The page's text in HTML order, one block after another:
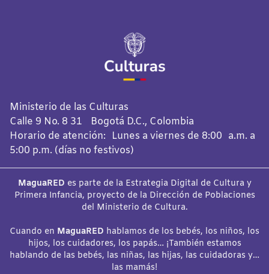
Ministerio de las Culturas
Calle 9 No. 8 31 Bogotá D.C., Colombia
Horario de atención: Lunes a viernes de 8:00 a.m. a
5:00 p.m. (días no festivos)
MaguaRED es parte de la Estrategia Digital de Cultura y
Primera Infancia, proyecto de la Dirección de Poblaciones
del Ministerio de Cultura.
Cuando en MaguaRED hablamos de los bebés, los niños, los
hijos, los cuidadores, los papás… ¡También estamos
hablando de las bebés, las niñas, las hijas, las cuidadoras y…
las mamás!